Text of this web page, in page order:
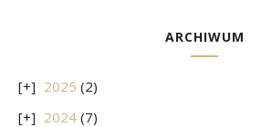
ARCHIWUM
2025 (2)
2024 (7)